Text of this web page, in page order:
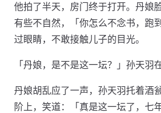
他拍了半天，房门终于打开。丹娘
有些不自然，「你怎么不念书，跑
过眼睛，不敢接触儿子的目光。
「丹娘，是不是这一坛？」孙天羽
丹娘胡乱应了一声，孙天羽托着酒
阶上，笑道：「真是这一坛了，七